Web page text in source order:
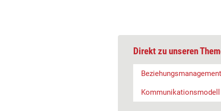
Direkt zu unseren
Beziehungsmanagement
Kommunikationsmodell